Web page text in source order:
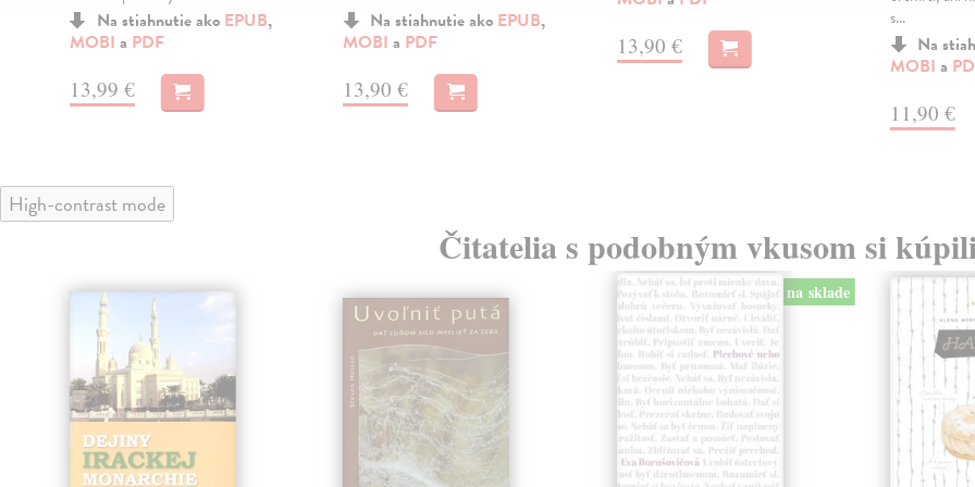
Na stiahnutie ako EPUB,
MOBI a PDF
13,99 €
Na stiahnutie ako EPUB,
MOBI a PDF
13,90 €
13,90 €
s...
Na
MOBI a
11,90 €
High-contrast mode
Čitatelia s podobným vkusom si
na sklade